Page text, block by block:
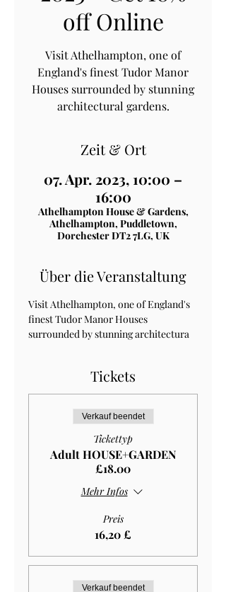
off Online
Visit Athelhampton, one of
England's finest Tudor Manor
Houses surrounded by stunning
architectural gardens.
Zeit & Ort
07. Apr. 2023, 10:00 –
16:00
Athelhampton House & Gardens,
Athelhampton, Puddletown,
Dorchester DT2 7LG, UK
Über die Veranstaltung
Visit Athelhampton, one of England's
finest Tudor Manor Houses
surrounded by stunning architectura
Tickets
Verkauf beendet
Tickettyp
Adult HOUSE+GARDEN
£18.00
Mehr Infos
Preis
16,20 £
Verkauf beendet